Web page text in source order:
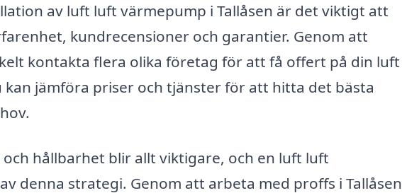
av luft luft värmepump i Tallåsen är det viktigt att
kundrecensioner och garantier. Genom att
kontakta flera olika företag för att få offert på din luft
jämföra priser och tjänster för att hitta det bästa
hållbarhet blir allt viktigare, och en luft luft
denna strategi. Genom att arbeta med proffs i Tallåsen